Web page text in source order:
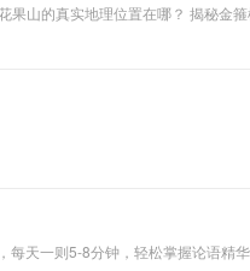
山的真实地理位置在哪？ 揭秘金
用“放大镜”看《西游记》，深入
角去观察和解读。本专辑将带你一
天一则5-8分钟，轻松掌握论语精